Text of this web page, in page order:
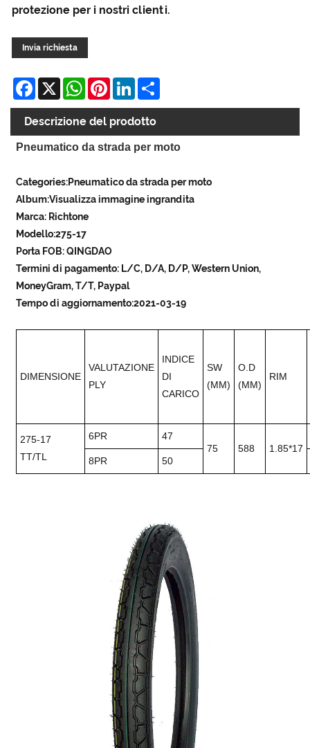
protezione per i nostri clienti.
Invia richiesta
Facebook
X WhatsApp
Pinterest
LinkedIn
Descrizione del prodotto
Pneumatico da strada per moto
Categories:Pneumatico da strada per moto
Album:Visualizza immagine ingrandita
Marca: Richtone
Modello:275-17
Porta FOB: QINGDAO
Termini di pagamento: L/C, D/A, D/P, Western Union,
MoneyGram, T/T, Paypal
Tempo di aggiornamento:2021-03-19
DIMENSIONE
VALUTAZIONE
PLY
INDICE
DI
CARICO
SW
(MM)
O.D
(MM)
RIM
275-17
TT/TL
6PR
47
75
588
1.85*17
8PR
50